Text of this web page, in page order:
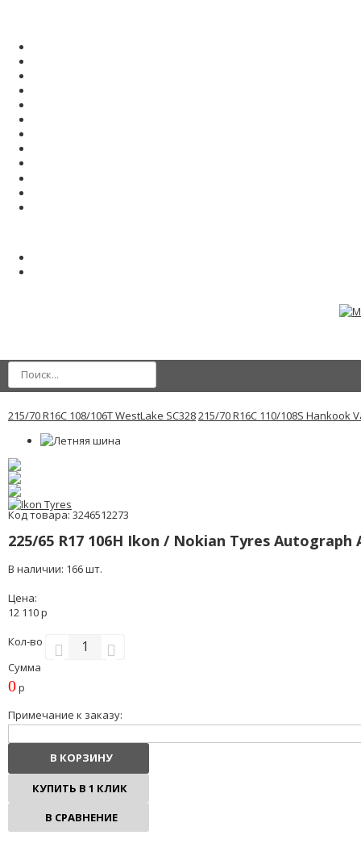
215/70 R16C 108/106T WestLake SC328215/70 R16C 110/108S Hankook
Код товара: 3246512273
225/65 R17 106H Ikon / Nokian Tyres Autograph
В наличии: 166 шт.
Цена:
12 110 р
Кол-во
Сумма
0р
Примечание к заказу:
В КОРЗИНУ
КУПИТЬ В 1 КЛИК
В СРАВНЕНИЕ